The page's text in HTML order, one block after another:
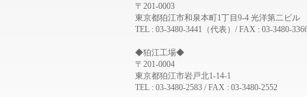
〒201-0003
東京都狛江市和泉本町1丁目9-4 光洋第二ビル
TEL : 03-3480-3441（代表）/ FAX : 03-3480-
◆狛江工場◆
〒201-0004
東京都狛江市岩戸北1-14-1
TEL : 03-3480-2583 / FAX : 03-3480-2552